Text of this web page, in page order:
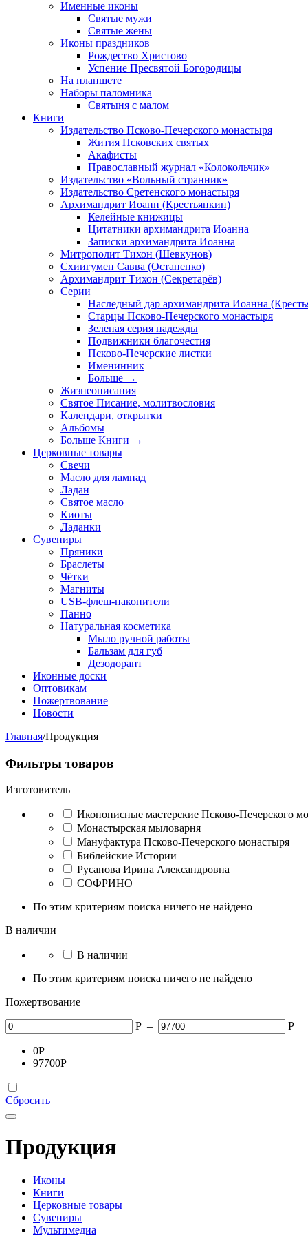
Именные иконы
Святые мужи
Святые жены
Иконы праздников
Рождество Христово
Успение Пресвятой Богородицы
На планшете
Наборы паломника
Святыня с малом
Книги
Издательство Псково-Печерского монастыря
Жития Псковских святых
Акафисты
Православный журнал «Колокольчик»
Издательство «Вольный странник»
Издательство Сретенского монастыря
Архимандрит Иоанн (Крестьянкин)
Келейные книжицы
Цитатники архимандрита Иоанна
Записки архимандрита Иоанна
Митрополит Тихон (Шевкунов)
Схиигумен Савва (Остапенко)
Архимандрит Тихон (Секретарёв)
Серии
Наследный дар архимандрита Иоанна
Старцы Псково-Печерского монастыря
Зеленая серия надежды
Подвижники благочестия
Псково-Печерские листки
Именинник
Больше →
Жизнеописания
Святое Писание, молитвословия
Календари, открытки
Альбомы
Больше Книги →
Церковные товары
Свечи
Масло для лампад
Ладан
Святое масло
Киоты
Ладанки
Сувениры
Пряники
Браслеты
Чётки
Магниты
USB-флеш-накопители
Панно
Натуральная косметика
Мыло ручной работы
Бальзам для губ
Дезодорант
Иконные доски
Оптовикам
Пожертвование
Новости
Главная/Продукция
Фильтры товаров
Изготовитель
Иконописные мастерские Псково-Печерского
Монастырская мыловарня
Мануфактура Псково-Печерского монастыря
Библейские Истории
Русанова Ирина Александровна
СОФРИНО
По этим критериям поиска ничего не найдено
В наличии
В наличии
По этим критериям поиска ничего не найдено
Пожертвование
Р – Р
0Р
97700Р
Сбросить
Продукция
Иконы
Книги
Церковные товары
Сувениры
Мультимедиа